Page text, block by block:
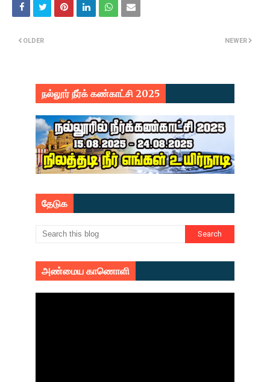
NEWER
OLDER
நல்லூர் நீர்க் கண்காட்சி 2025
தேடுக
அண்மைய காணொளி